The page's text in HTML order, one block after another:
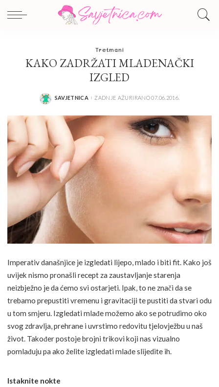
Tretmani
KAKO ZADRŽATI MLADENAČKI
IZGLED
POSTED
SAVJETNICA ZADNJE AŽURIRANO 07.06.2016.
Imperativ današnjice je izgledati lijepo, mlado i biti fit. Kako još
uvijek nismo pronašli recept za zaustavljanje starenja
neizbježno je da ćemo svi ostarjeti. Ipak, to ne znači da se
trebamo prepustiti vremenu i gravitaciji te pustiti da stvari odu
u tom smjeru. Izgledati mlađe možemo ako se potrudimo oko
svog zdravlja, prehrane i uvrstimo redovitu tjelovježbu u naš
život. Također postoje brojni trikovi koji nas vizualno
pomlađuju pa ako želite izgledati mlađe slijedite ih.
Istaknite nokte